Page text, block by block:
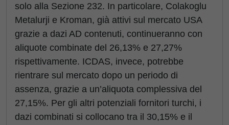
solo alla Sezione 232. In particolare, Colakoglu
Metalurji e Kroman, già attivi sul mercato USA
grazie a dazi AD contenuti, continueranno con
aliquote combinate del 26,13% e 27,27%
rispettivamente. ICDAS, invece, potrebbe
rientrare sul mercato dopo un periodo di
assenza, grazie a un’aliquota complessiva del
27,15%. Per gli altri potenziali fornitori turchi, i
dazi combinati si collocano tra il 30,15% e il